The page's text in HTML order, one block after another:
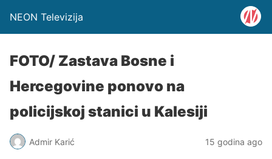
NEON Televizija
FOTO/ Zastava Bosne i
Hercegovine ponovo na
policijskoj stanici u Kalesiji
Admir Karić 15 godina ago